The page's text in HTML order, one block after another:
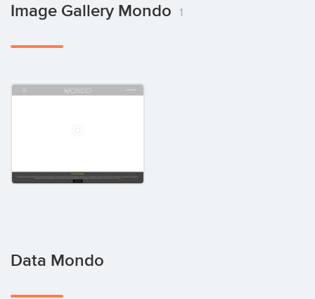
Image Gallery Mondo 1
Data Mondo